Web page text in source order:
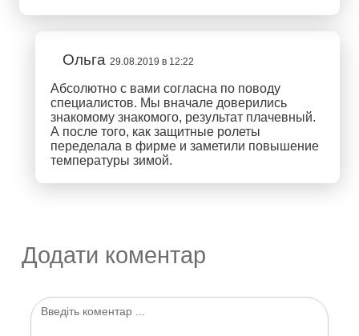
Ольга 29.08.2019 в 12:22
Абсолютно с вами согласна по поводу
специалистов. Мы вначале доверились
знакомому знакомого, результат плачевный.
А после того, как защитные ролеты
переделала в фирме и заметили повышение
температуры зимой.
Додати коментар